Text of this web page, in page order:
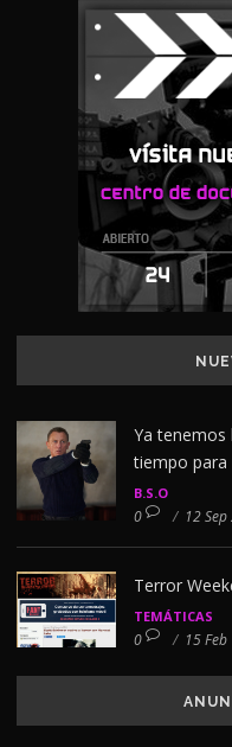
Ya tenemos
tiempo para
B.S.O
0 / 12
Terror
TEMÁTICAS
0 / 15